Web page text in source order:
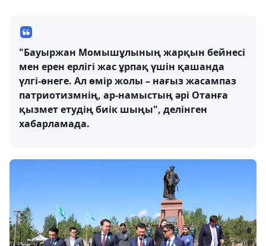
"Бауыржан Момышұлының жарқын бейнесі
мен ерен ерлігі жас ұрпақ үшін қашанда
үлгі-өнеге. Ал өмір жолы – нағыз жасампаз
патриотизмнің, ар-намыстың әрі Отанға
қызмет етудің биік шыңы", делінген
хабарламада.